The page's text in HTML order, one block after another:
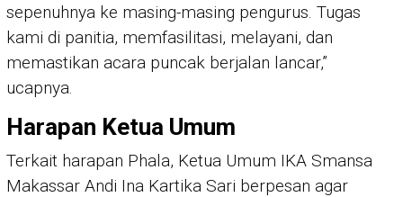
sepenuhnya ke masing-masing pengurus. Tugas
kami di panitia, memfasilitasi, melayani, dan
memastikan acara puncak berjalan lancar,”
ucapnya.
Harapan Ketua Umum
Terkait harapan Phala, Ketua Umum IKA Smansa
Makassar Andi Ina Kartika Sari berpesan agar